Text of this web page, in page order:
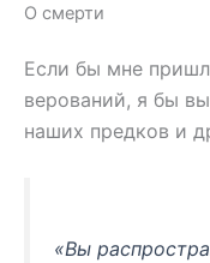
О смерти
Если бы мне
верований, я бы
наших предков и
«Вы